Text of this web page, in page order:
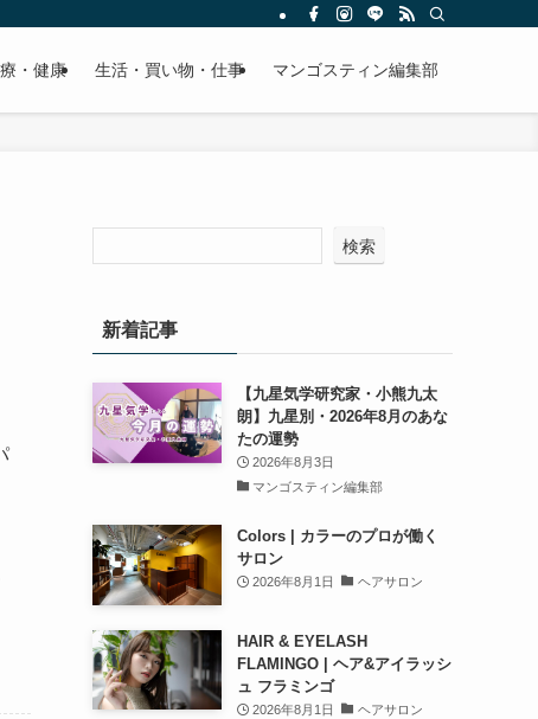
・健康 生活・買い物・仕事 マンゴスティン編集部
検索
新着記事
【九星気学研究家・小熊九太
朗】九星別・2026年8月のあな
たの運勢
2026年8月3日
マンゴスティン編集部
Colors | カラーのプロが働く
サロン
2026年8月1日 ヘアサロン
HAIR & EYELASH
FLAMINGO | ヘア&アイラッシ
ュ フラミンゴ
2026年8月1日 ヘアサロン